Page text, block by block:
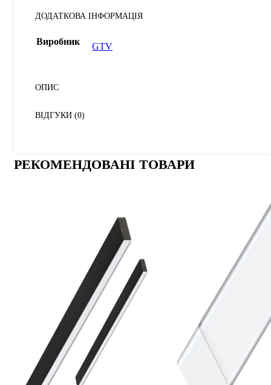
ДОДАТКОВА ІНФОРМАЦІЯ
Виробник GTV
ОПИС
ВІДГУКИ (0)
РЕКОМЕНДОВАНІ ТОВАРИ